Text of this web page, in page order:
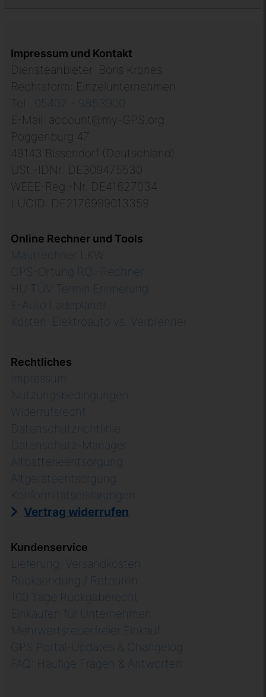
Impressum und Kontakt
Diensteanbieter: Boris Krones
Rechtsform: Einzelunternehmen
Tel.:
05402 - 9853900
E-Mail: account@my-GPS.org
Poggenburg 47
49143 Bissendorf (Deutschland)
USt.-IDNr: DE309475530
WEEE-Reg.-Nr. DE41627034
LUCID: DE2176999013359
Online Rechner und Tools
Mautrechner LKW
GPS-Ortung ROI-Rechner
HU TÜV Termin Erinnerung
E-Auto Ladeplaner
Kosten: Elektroauto vs. Verbrenner
Rechtliches
Impressum
Nutzungsbedingungen
Widerrufsrecht
Datenschutzrichtlinie
Datenschutz-Manager
Altbatterieentsorgung
Altgeräteentsorgung
Konformitätserklärungen
Vertrag widerrufen
Kundenservice
Lieferung, Versandkosten
Rücksendung / Retouren
100 Tage Rückgaberecht
Einkaufen für Unternehmen
Mehrwertsteuerfreier Einkauf
GPS Portal-Updates & Changelog
FAQ: Häufige Fragen & Antworten